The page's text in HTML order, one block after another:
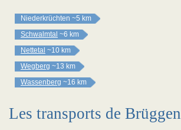
Niederkrüchten ~5 km
Schwalmtal ~6 km
Nettetal ~10 km
Wegberg ~13 km
Wassenberg ~16 km
Les transports de Brüggen